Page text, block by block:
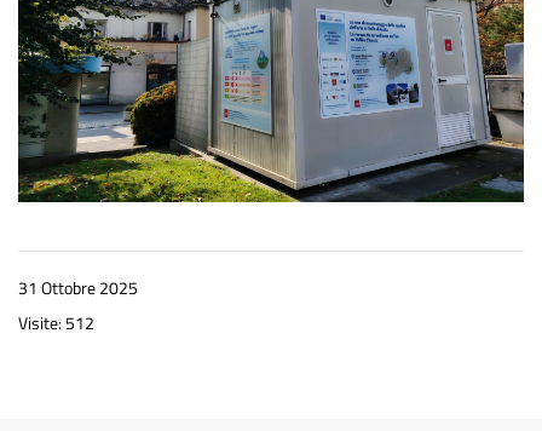
31 Ottobre 2025
Visite: 512